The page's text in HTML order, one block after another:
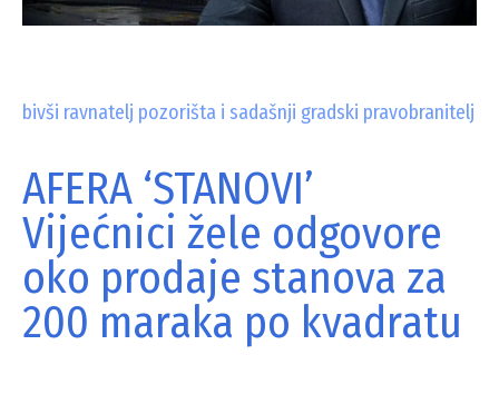
bivši ravnatelj pozorišta i sadašnji gradski pravobranitelj
AFERA ‘STANOVI’
Vijećnici žele odgovore
oko prodaje stanova za
200 maraka po kvadratu